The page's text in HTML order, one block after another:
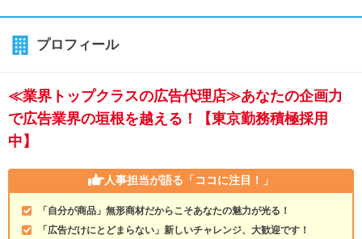
プロフィール
≪業界トップクラスの広告代理店≫あなたの企画力
で広告業界の垣根を越える！【東京勤務積極採用
中】
人事担当が語る 「ココに注目！」
「自分が商品」無形商材だからこそあなたの魅力が光る！
「広告だけにとどまらない」新しいチャレンジ、大歓迎です！